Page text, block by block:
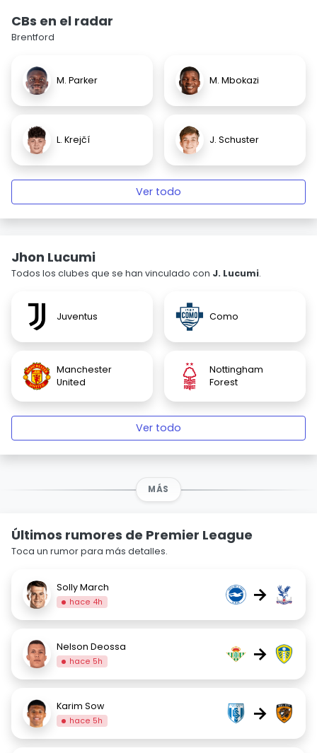
CBs en el radar
Brentford
M. Parker M. Mbokazi
L. Krejčí J. Schuster
Ver todo
Jhon Lucumi
Todos los clubes que se han vinculado con J. Lucumi.
Juventus Como
Manchester
United
Nottingham
Forest
Ver todo
MÁS
Últimos rumores de Premier League
Toca un rumor para más detalles.
Solly March
hace 4h →
Nelson Deossa
hace 5h →
Karim Sow
hace 5h →